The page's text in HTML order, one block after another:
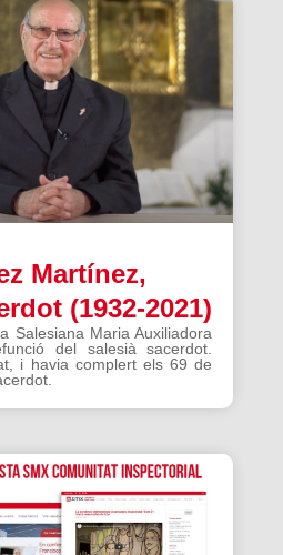
Martínez,
(1932-2021)
Salesiana Maria Auxiliadora
del salesià sacerdot.
i havia complert els 69 de